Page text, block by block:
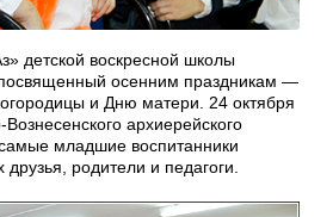
детской воскресной школы
посвященный осенним праздникам —
и Дню матери. 24 октября
архиерейского
младшие воспитанники
родители и педагоги.